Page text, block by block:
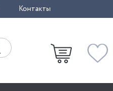
Контакты